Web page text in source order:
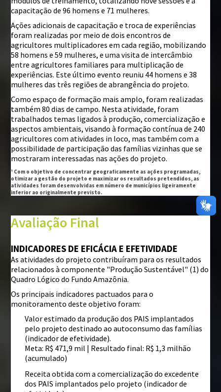
capacitação de 96 homens e 71 mulheres.
Ações adicionais de capacitação e troca de experiências
foram realizadas por meio de dois encontros de
agricultores multiplicadores em cada região, mobilizando
58 homens e 59 mulheres, e uma visita de intercâmbio
entre agricultores familiares para multiplicação de
experiências. Este último evento reuniu 44 homens e 38
mulheres das três regiões de abrangência do projeto.
Como espaço de formação mais amplo, foram realizadas
também 80 dias de campo. Nesta atividade, foram
trabalhados temas ligados à produção, comercialização e
aspectos ambientais, visando à formação contínua de 240
agricultores com atividades in loco, mas também com a
possibilidade de participação das famílias vizinhas que se
mostraram interessadas nas ações do projeto.
¹ Com o objetivo de concentrar geograficamente as ações programadas,
otimizar a gestão do projeto e maximizar os resultados pretendidos, as
atividades foram desenvolvidas em número de municípios ligeiramente
inferior ao originalmente previsto.
Avaliação Final
INDICADORES DE EFICÁCIA E EFETIVIDADE
As atividades do projeto contribuíram para os resultados
relacionados à componente "Produção Sustentável" (1) do
Quadro Lógico do Fundo Amazônia.
Os principais indicadores pactuados para o
monitoramento deste objetivo foram:
Valor estimado da produção dos PAIS implantados
pelo projeto destinado ao autoconsumo das famílias
(indicador de efetividade).
Meta: R$ 471,9 mil | Resultado final: R$ 1,3 milhão
(acumulado)
Receita obtida com a comercialização do excedente
dos PAIS implantados pelo projeto (indicador de